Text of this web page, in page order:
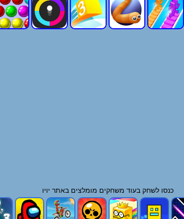
כנסו לשחק בעוד משחקים מומלצים באתר יויו